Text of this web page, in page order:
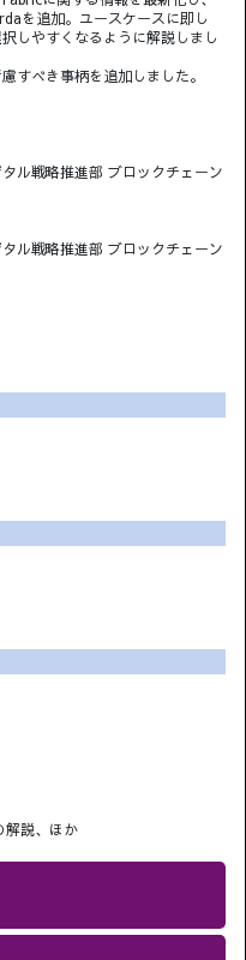
を追加。ユースケースに即し
しやすくなるように解説しまし
すべき事柄を追加しました。
ル戦略推進部 ブロックチェーン
ル戦略推進部 ブロックチェーン
説、ほか